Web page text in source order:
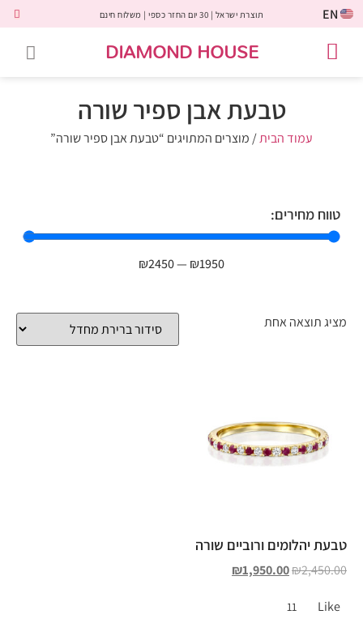
EN תוצרת ישראל | 30 יום החזר כספי | משלוח חינם
DIAMOND HOUSE
טבעת אבן ספיר שורה
עמוד הבית/ מוצרים המתויגים “טבעת אבן ספיר שורה”
טווח מחירים:
₪1950
—
₪2450
מציג תוצאה אחת
טבעת יהלומים ורוביים שורה
₪2,450.00
₪1,950.00
Like
11